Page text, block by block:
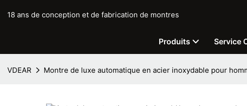
18 ans de conception et de fabrication de montres
Produits Service
VDEAR Montre de luxe automatique en acier inoxydable pour